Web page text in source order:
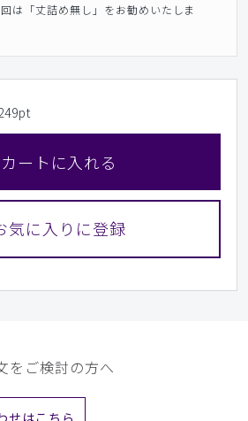
は「丈詰め無し」をお勧めいたしま
pt
カートに入れる
をご検討の方へ
せはこちら